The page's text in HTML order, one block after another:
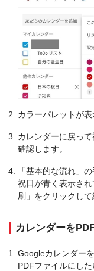
カラーパレットが
カレンダーに戻っ
確認します。
「基本的な流れ」
祝日が青く表示さ
刷」をクリックして
カレンダーを
Googleカレンダー
PDFファイルにした